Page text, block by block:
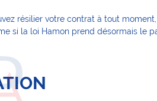
résilier votre contrat à tout
si la loi Hamon prend désormais le